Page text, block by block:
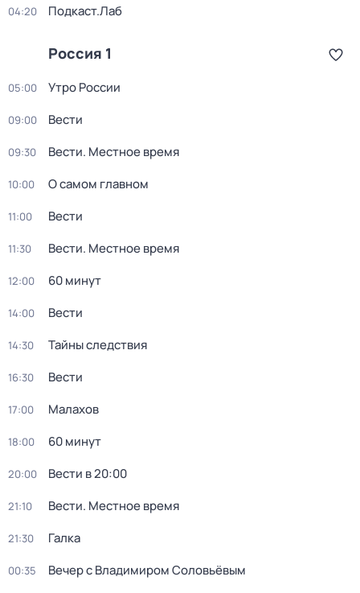
04:20 Подкаст.Лаб
Россия 1
05:00 Утро России
09:00 Вести
09:30 Вести. Местное время
10:00 О самом главном
11:00 Вести
11:30 Вести. Местное время
12:00 60 минут
14:00 Вести
14:30 Тайны следствия
16:30 Вести
17:00 Малахов
18:00 60 минут
20:00 Вести в 20:00
21:10 Вести. Местное время
21:30 Галка
00:35 Вечер с Владимиром Соловьёвым